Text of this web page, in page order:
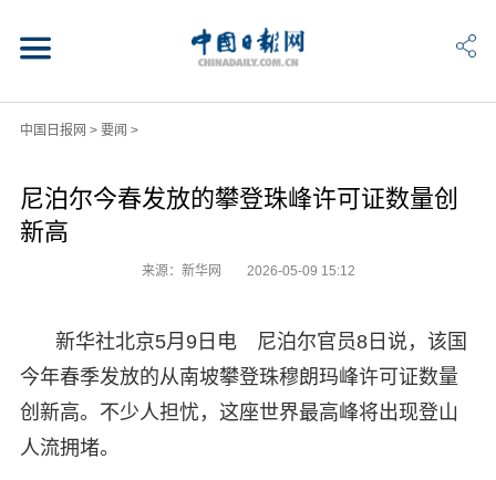
中国日报网 > 要闻 >
尼泊尔今春发放的攀登珠峰许可证数量创
新高
来源：新华网 2026-05-09 15:12
新华社北京5月9日电 尼泊尔官员8日说，该国
今年春季发放的从南坡攀登珠穆朗玛峰许可证数量
创新高。不少人担忧，这座世界最高峰将出现登山
人流拥堵。